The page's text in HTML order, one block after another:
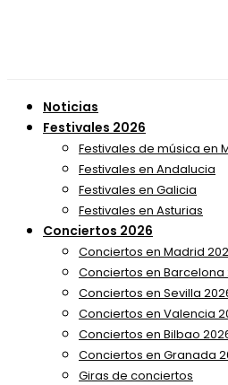
Noticias
Festivales 2026
Festivales de música en
Festivales en Andalucia
Festivales en Galicia
Festivales en Asturias
Conciertos 2026
Conciertos en Madrid
Conciertos en Barcelona
Conciertos en Sevilla
Conciertos en Valencia
Conciertos en Bilbao
Conciertos en Granada
Giras de conciertos